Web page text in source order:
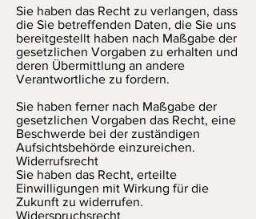
Sie haben das Recht zu verlangen, dass
die Sie betreffenden Daten, die Sie uns
bereitgestellt haben nach Maßgabe der
gesetzlichen Vorgaben zu erhalten und
deren Übermittlung an andere
Verantwortliche zu fordern.
Sie haben ferner nach Maßgabe der
gesetzlichen Vorgaben das Recht, eine
Beschwerde bei der zuständigen
Aufsichtsbehörde einzureichen.
Widerrufsrecht
Sie haben das Recht, erteilte
Einwilligungen mit Wirkung für die
Zukunft zu widerrufen.
Widerspruchsrecht